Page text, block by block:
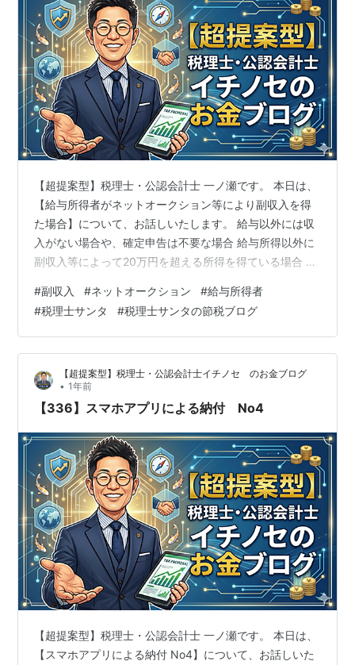
【超提案型】税理士・公認会計士 一ノ瀬です。 本日は、
【給与所得者がネットオークション等により副収入を得
た場合】について、お話しいたします。 給与以外には収
入がない場合や、確定申告は不要な場合 給与所得以外に
副収入等によって20万円を超える所得を得ている場合 雑
トやフリーマーケットアプリなどを利用した個人取引に
よる所得 ビットコインをはじめとする暗号資産の売却等
による所得 民泊による所得 ＮＦＴを組成して第三者に譲
渡したことによる所得 給与以外には収入がない場合や、
確定申告は不要な場合 多くの給与所得者の方は、給与の
支払者が行う年末調整によっ…
#副収入 #ネットオークション #給与所得者
#税理士サンタ #税理士サンタの節税ブログ
【超提案型】税理士・公認会計士イチノセ のお金ブログ
• 1年前
【336】スマホアプリによる納付 No4
【超提案型】税理士・公認会計士 一ノ瀬です。 本日は、
【スマホアプリによる納付 No4】について、お話しいた